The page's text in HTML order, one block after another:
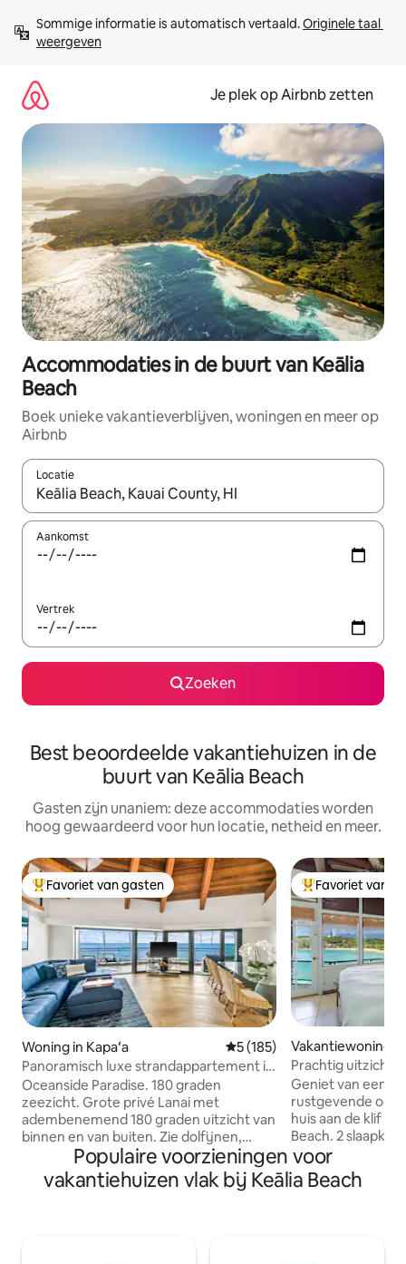
direct
naar
Sommige informatie is automatisch vertaald. Originele taal
weergeven
Je plek op Airbnb zetten
Accommodaties in de buurt van Keālia
Beach
Boek unieke vakantieverblijven, woningen en meer op
Airbnb
Locatie
Wanneer er resultaten beschikbaar zijn, maak je een keuze
Aankomst
Vertrek
Zoeken
Best beoordeelde vakantiehuizen in de
buurt van Keālia Beach
Gasten zijn unaniem: deze accommodaties worden
hoog gewaardeerd voor hun locatie, netheid en meer.
Topfavoriet van gasten
Favoriet van gasten
Woning in Kapaʻa Gemiddelde beoordeling
5 (185)
Panoramisch luxe strandappartement in
paradijs A/C
Oceanside Paradise. 180 graden
zeezicht. Grote privé Lanai met
adembenemend 180 graden uitzicht van
binnen en van buiten. Zie dolfijnen,
walvissen, schildpadden, regenbogen en
geweldige zonsopgangen. Op een
steenworp afstand van het strand en
Topfavoriet van
Favoriet van
Vakantiewoning
Prachtig uitzicht
de oceaan
Geniet van een
rustgevende
huis aan de klif
Beach. 2 slaapkamers, beide met
airconditioning
op de oceaan en de
eigen badkamer
Populaire voorzieningen voor
vakantiehuizen vlak bij Keālia Beach